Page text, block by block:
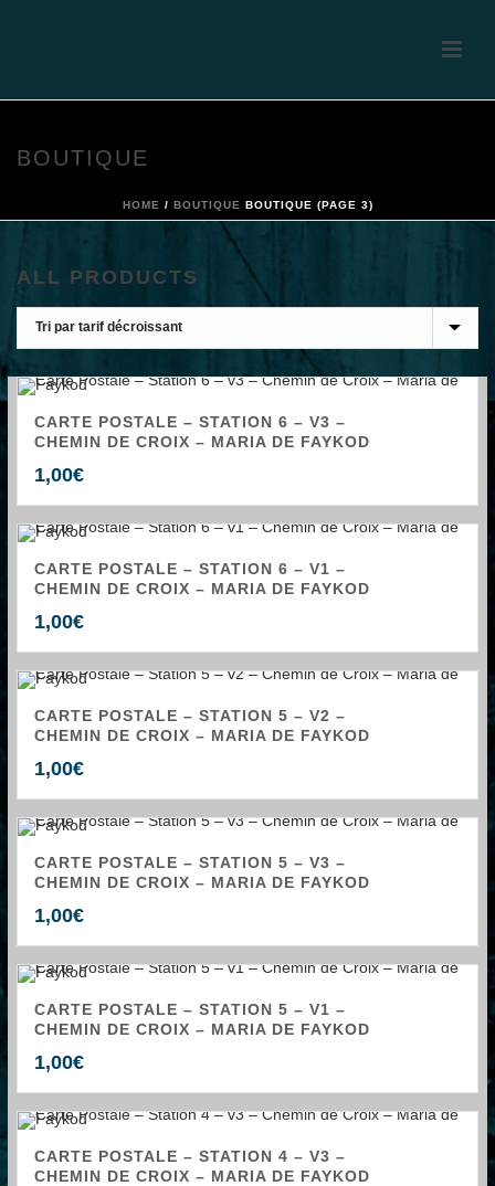
BOUTIQUE
HOME / BOUTIQUE BOUTIQUE (PAGE 3)
ALL PRODUCTS
CARTE POSTALE – STATION 6 – V3 –
CHEMIN DE CROIX – MARIA DE FAYKOD
1,00€
CARTE POSTALE – STATION 6 – V1 –
CHEMIN DE CROIX – MARIA DE FAYKOD
1,00€
CARTE POSTALE – STATION 5 – V2 –
CHEMIN DE CROIX – MARIA DE FAYKOD
1,00€
CARTE POSTALE – STATION 5 – V3 –
CHEMIN DE CROIX – MARIA DE FAYKOD
1,00€
CARTE POSTALE – STATION 5 – V1 –
CHEMIN DE CROIX – MARIA DE FAYKOD
1,00€
CARTE POSTALE – STATION 4 – V3 –
CHEMIN DE CROIX – MARIA DE FAYKOD